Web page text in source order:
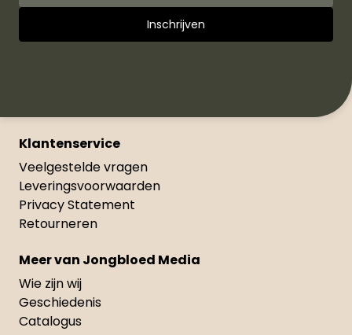
Klantenservice
Veelgestelde vragen
Leveringsvoorwaarden
Privacy Statement
Retourneren
Meer van Jongbloed Media
Wie zijn wij
Geschiedenis
Catalogus